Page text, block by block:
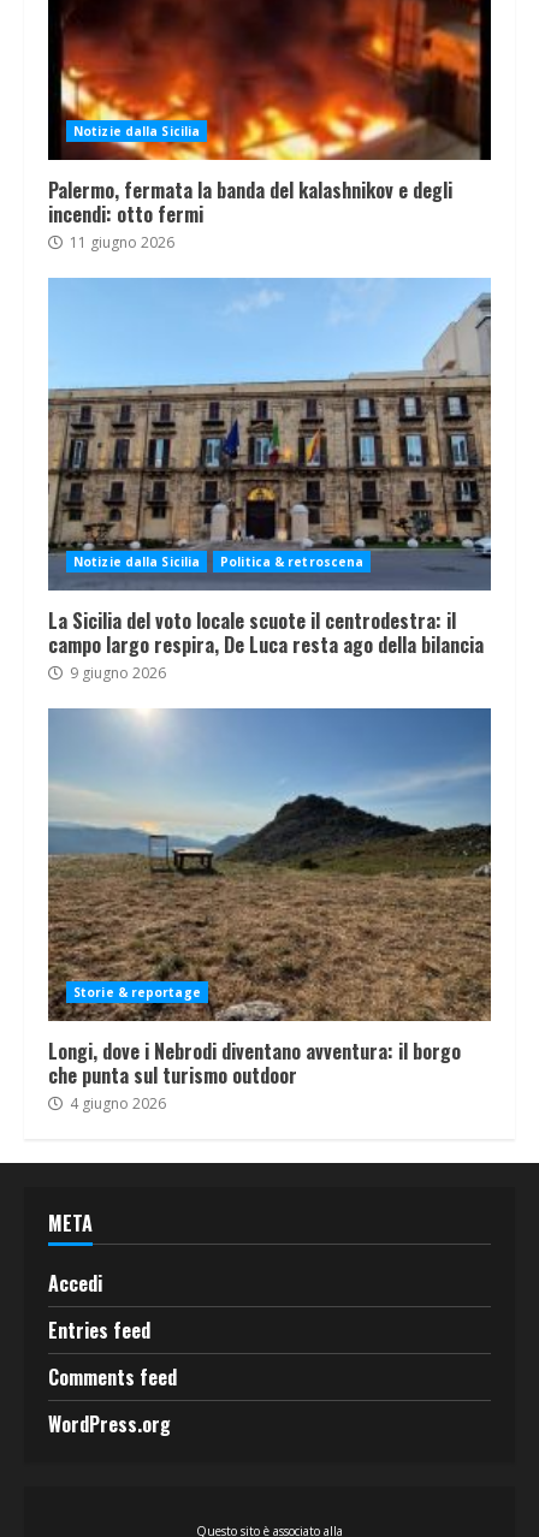
Notizie dalla Sicilia
Palermo, fermata la banda del kalashnikov e degli
incendi: otto fermi
11 giugno 2026
Notizie dalla Sicilia Politica & retroscena
La Sicilia del voto locale scuote il centrodestra: il
campo largo respira, De Luca resta ago della bilancia
9 giugno 2026
Storie & reportage
Longi, dove i Nebrodi diventano avventura: il borgo
che punta sul turismo outdoor
4 giugno 2026
META
Accedi
Entries feed
Comments feed
WordPress.org
Questo sito è associato alla